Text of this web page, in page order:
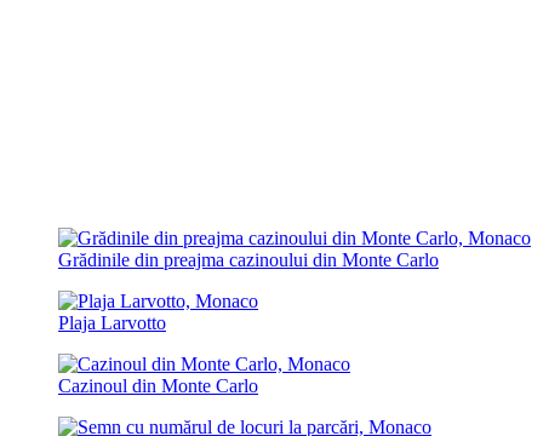
Grădinile din preajma cazinoului din Monte Carlo
Plaja Larvotto
Cazinoul din Monte Carlo